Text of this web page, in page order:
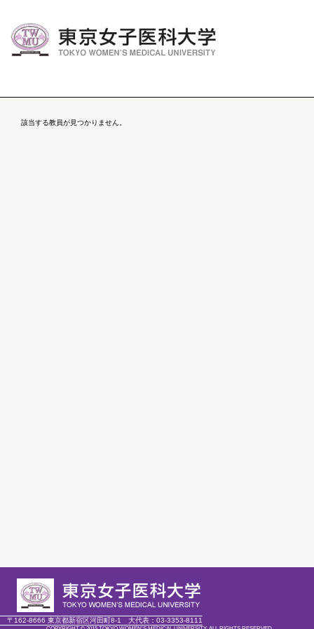
該当する教員が見つかりません。
〒162-8666 東京都新宿区河田町8-1 大代表： 03-3353-8111